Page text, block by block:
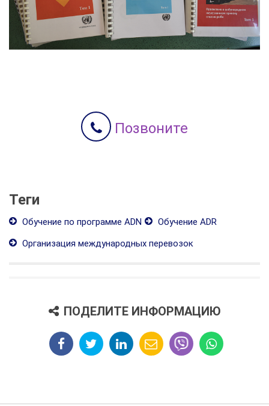
Позвоните
Теги
Обучение по программе ADN
Обучение ADR
Организация международных перевозок
ПОДЕЛИТЕ ИНФОРМАЦИЮ